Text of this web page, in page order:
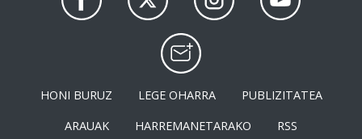
HONI BURUZ LEGE OHARRA
PUBLIZITATEA
ARAUAK
HARREMANETARAKO RSS